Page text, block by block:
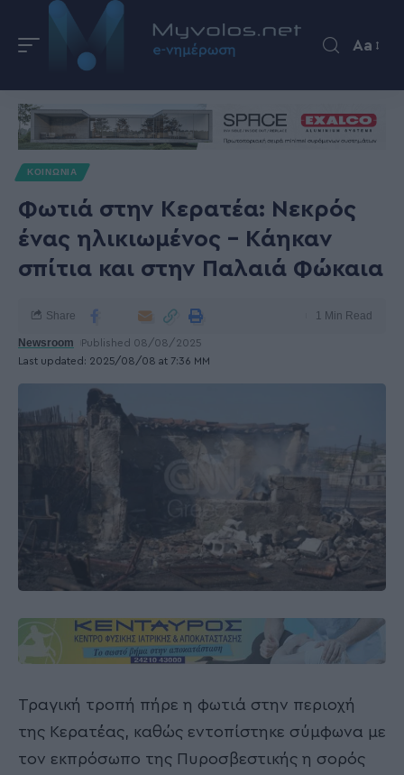
Aa
ΚΟΙΝΩΝΙΑ
Φωτιά στην Κερατέα: Νεκρός
ένας ηλικιωμένος – Κάηκαν
σπίτια και στην Παλαιά Φώκαια
Last updated: 2025/08/08 at 7:36 ΜΜ
Newsroom Published 08/08/2025
Share 1 Min Read
Τραγική τροπή πήρε η φωτιά στην περιοχή
της Κερατέας, καθώς εντοπίστηκε σύμφωνα με
τον εκπρόσωπο της Πυροσβεστικής η σορός